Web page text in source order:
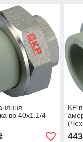
вр 40x1.1/4
KP